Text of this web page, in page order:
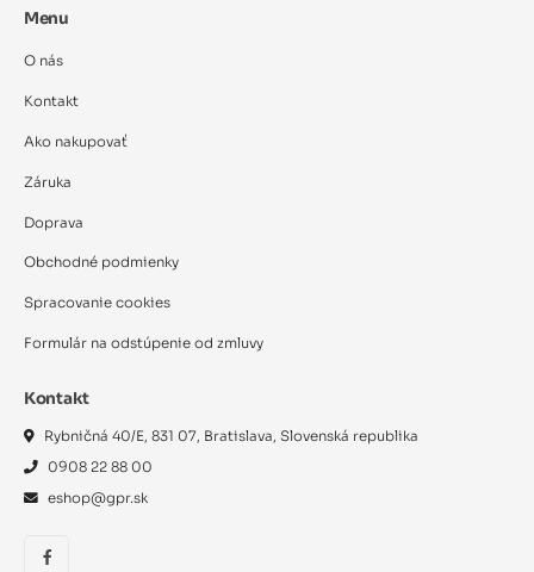
Menu
O nás
Kontakt
Ako nakupovať
Záruka
Doprava
Obchodné podmienky
Spracovanie cookies
Formulár na odstúpenie od zmluvy
Kontakt
Rybničná 40/E, 831 07, Bratislava, Slovenská republika
0908 22 88 00
eshop@gpr.sk